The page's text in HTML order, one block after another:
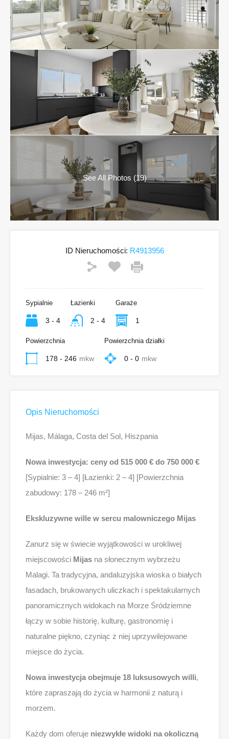
See All Photos (19)
ID Nieruchomości: R4913956
Sypialnie
3 - 4
Łazienki
2 - 4
Garaże
1
Powierzchnia
178 - 246 mkw
Powierzchnia działki
0 - 0 mkw
Opis Nieruchomości
Mijas, Málaga, Costa del Sol, Hiszpania
Nowa inwestycja: ceny od 515 000 € do 750 000 €
[Sypialnie: 3 – 4] [Łazienki: 2 – 4] [Powierzchnia
zabudowy: 178 – 246 m²]
Ekskluzywne wille w sercu malowniczego Mijas
Zanurz się w świecie wyjątkowości w urokliwej
miejscowości Mijas na słonecznym wybrzeżu
Malagi. Ta tradycyjna, andaluzyjska wioska o białych
fasadach, brukowanych uliczkach i spektakularnych
panoramicznych widokach na Morze Śródziemne
łączy w sobie historię, kulturę, gastronomię i
naturalne piękno, czyniąc z niej uprzywilejowane
miejsce do życia.
Nowa inwestycja obejmuje 18 luksusowych willi,
które zapraszają do życia w harmonii z naturą i
morzem.
Każdy dom oferuje niezwykłe widoki na okoliczną